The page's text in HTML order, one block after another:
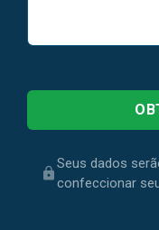
Seus dados
confeccionar